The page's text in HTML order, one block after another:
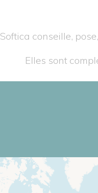
Softica conseille,
Elles sont